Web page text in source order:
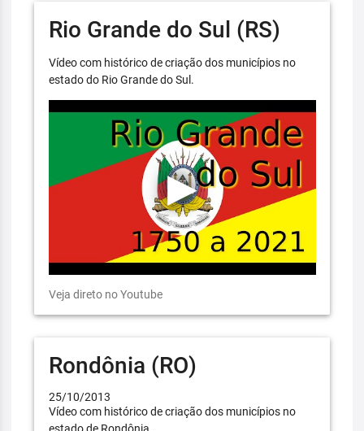
Rio Grande do Sul (RS)
Vídeo com histórico de criação dos municípios no
estado do Rio Grande do Sul.
Veja direto no Youtube
Rondônia (RO)
25/10/2013
Vídeo com histórico de criação dos municípios no
estado de Rondônia.